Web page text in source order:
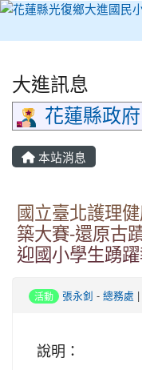
大進訊息
花蓮縣政
本站消息
國立臺北護理
築大賽-還原古
迎國小學生踴
活動 張永釗 - 總務處
說明：